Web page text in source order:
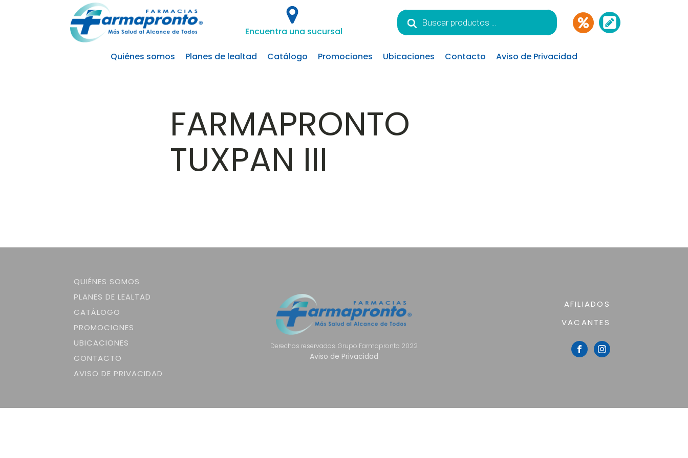
Encuentra una sucursal
Búsqueda
de
productos
Quiénes somos Planes de lealtad Catálogo Promociones Ubicaciones Contacto Aviso de Privacidad
FARMAPRONTO
TUXPAN III
QUIÉNES SOMOS
PLANES DE LEALTAD
CATÁLOGO
PROMOCIONES
UBICACIONES
CONTACTO
AVISO DE PRIVACIDAD
Derechos reservados. Grupo Farmapronto 2022
Aviso de Privacidad
AFILIADOS
VACANTES